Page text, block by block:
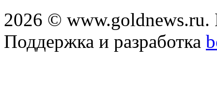
2026 ©
Поддержка и разработка